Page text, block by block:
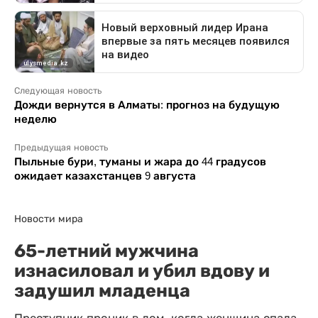
Следующая новость
Дожди вернутся в Алматы: прогноз на будущую
неделю
Предыдущая новость
Пыльные бури, туманы и жара до 44 градусов
ожидает казахстанцев 9 августа
Новости мира
65-летний мужчина
изнасиловал и убил вдову и
задушил младенца